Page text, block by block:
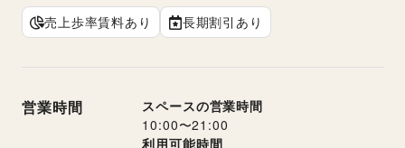
売上歩率賃料あり
長期割引あり
営業時間
スペースの営業時間
10:00〜21:00
利用可能時間